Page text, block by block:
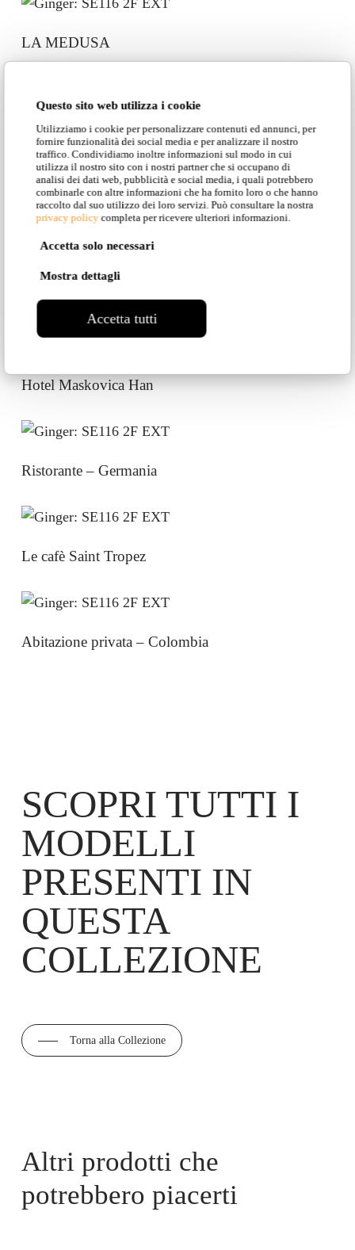
Questo sito web utilizza i cookie
Utilizziamo i cookie per personalizzare contenuti ed annunci, per
fornire funzionalità dei social media e per analizzare il nostro
traffico. Condividiamo inoltre informazioni sul modo in cui
utilizza il nostro sito con i nostri partner che si occupano di
analisi dei dati web, pubblicità e social media, i quali potrebbero
combinarle con altre informazioni che ha fornito loro o che hanno
raccolto dal suo utilizzo dei loro servizi. Può consultare la nostra
privacy policy completa per ricevere ulteriori informazioni.
Accetta solo necessari
Mostra dettagli
Accetta tutti
LA MEDUSA
COA restaurant
Abitazione privata – Saint Tropez
Vila Nepos
Hotel Maskovica Han
Ristorante – Germania
Le cafè Saint Tropez
Abitazione privata – Colombia
SCOPRI TUTTI I
MODELLI
PRESENTI IN
QUESTA
COLLEZIONE
Torna alla Collezione
Altri prodotti che
potrebbero piacerti